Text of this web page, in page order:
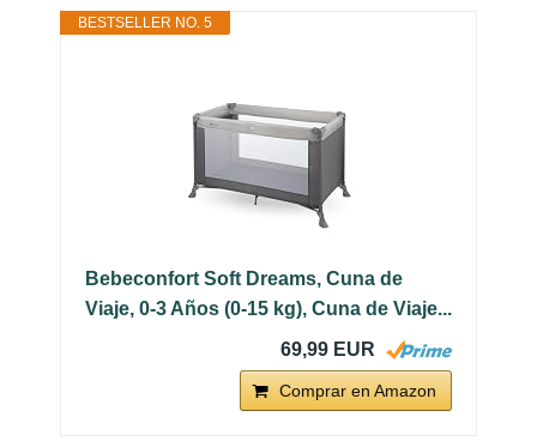
BESTSELLER NO. 5
Bebeconfort Soft Dreams, Cuna de
Viaje, 0-3 Años (0-15 kg), Cuna de Viaje...
69,99 EUR
Comprar en Amazon